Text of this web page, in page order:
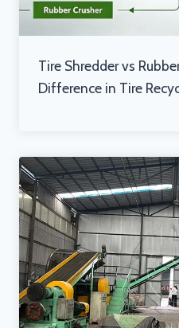
Tire Shredder vs
Difference in Tire